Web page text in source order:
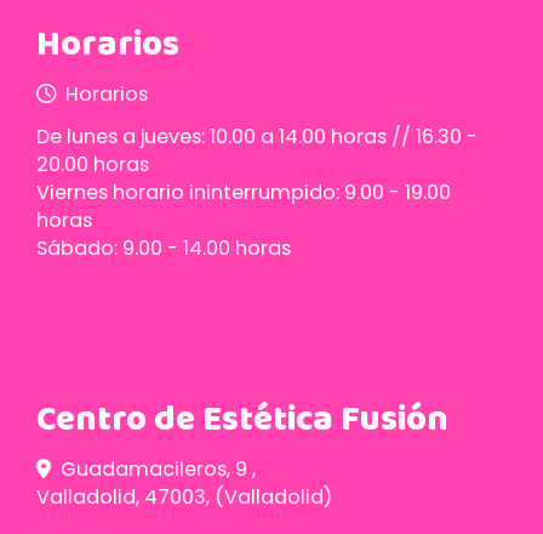
Horarios
Horarios
De lunes a jueves: 10.00 a 14.00 horas // 16.30 -
20.00 horas
Viernes horario ininterrumpido: 9.00 - 19.00
horas
Sábado: 9.00 - 14.00 horas
Centro de Estética Fusión
Guadamacileros, 9 ,
Valladolid, 47003, (Valladolid)